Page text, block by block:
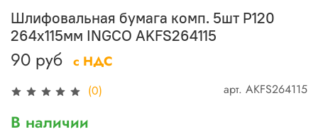
(0) арт. AKFS264115
Шлифовальная бумага комп. 5шт P120
264х115мм INGCO AKFS264115
90 руб с НДС
В наличии